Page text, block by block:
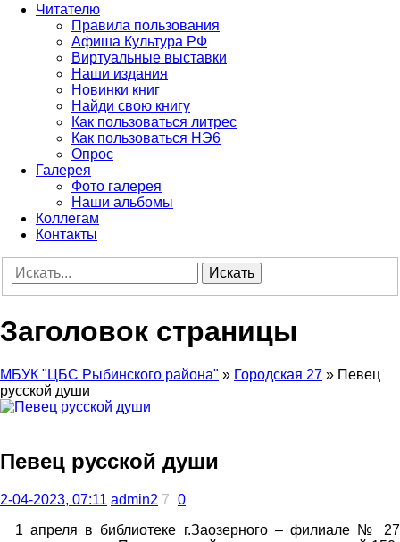
Читателю
Правила пользования
Афиша Культура РФ
Виртуальные выставки
Наши издания
Новинки книг
Найди свою книгу
Как пользоваться литрес
Как пользоваться НЭ6
Опрос
Галерея
Фото галерея
Наши альбомы
Коллегам
Контакты
Искать
Заголовок страницы
МБУК "ЦБС Рыбинского района" » Городская 27 » Певец
русской души
Певец русской души
2-04-2023, 07:11 admin2 7 0
1 апреля в библиотеке г.Заозерного – филиале № 27